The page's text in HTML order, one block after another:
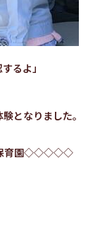
るよ」
となりました。
保育園◇◇◇◇◇